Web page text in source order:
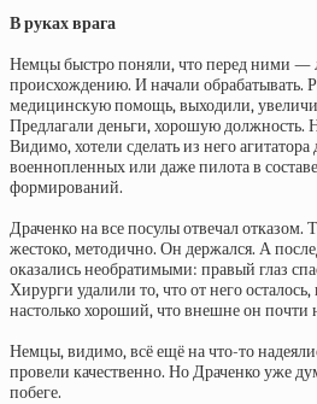
В руках врага
Немцы быстро поняли, что перед ними —
происхождению. И начали обрабатывать.
медицинскую помощь, выходили,
Предлагали деньги, хорошую должность.
Видимо, хотели сделать из него агитатора
военнопленных или даже пилота в
формирований.
Драченко на все посулы отвечал отказом.
жестоко, методично. Он держался. А
оказались необратимыми: правый глаз
Хирурги удалили то, что от него
настолько хороший, что внешне он почти
Немцы, видимо, всё ещё на что-то
провели качественно. Но Драченко уже
побеге.